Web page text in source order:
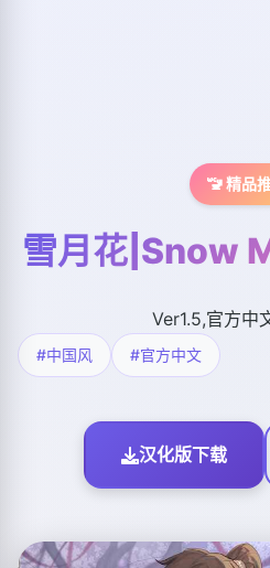
🚾 精品
雪月花|Snow
Ver1.5,官方中
#中国风 #官方中文
汉化版下载